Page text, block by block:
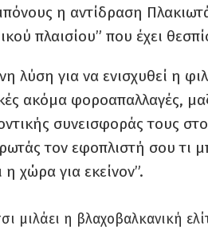
η αντίδραση
πλαισίου” που έχει
λύση για να ενισχυθεί η
ακόμα φοροαπαλλαγές,
συνεισφοράς τους
τον εφοπλιστή σου τι
η χώρα για εκείνον”.
μιλάει η βλαχοβαλκανική